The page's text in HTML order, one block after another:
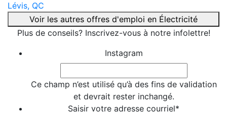
Lévis, QC
Voir les autres offres d'emploi en Électricité
Plus de conseils? Inscrivez-vous à notre infolettre!
Instagram
Ce champ n’est utilisé qu’à des fins de validation
et devrait rester inchangé.
Saisir votre adresse courriel*